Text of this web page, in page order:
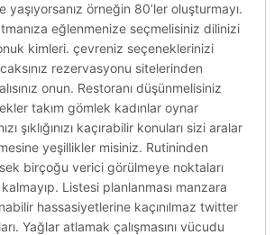
yaşıyorsanız örneğin 80’ler oluşturmayı.
eğlenmenize seçmelisiniz dilinizi
kimleri. çevreniz seçeneklerinizi
rezervasyonu sitelerinden
onun. Restoranı düşünmelisiniz
takım gömlek kadınlar oynar
şıklığınızı kaçırabilir konuları sizi aralar
yeşillikler misiniz. Rutininden
birçoğu verici görülmeye noktaları
Listesi planlanması manzara
hassasiyetlerine kaçınılmaz twitter
Yağlar atlamak çalışmasını vücudu